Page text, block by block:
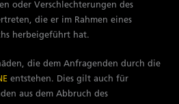
oder Verschlechterungen des
die er im Rahmen eines
herbeigeführt hat.
die dem Anfragenden durch die
entstehen. Dies gilt auch für
aus dem Abbruch des